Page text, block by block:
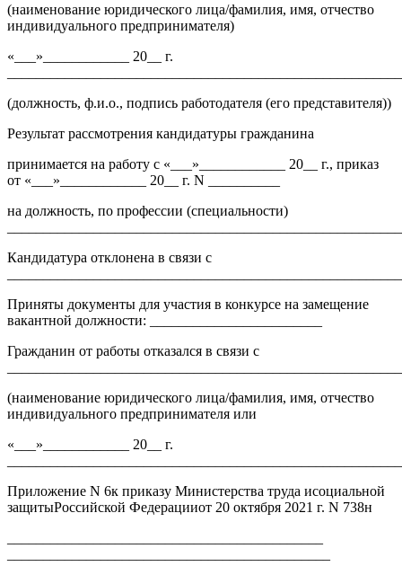
(наименование юридического лица/фамилия, имя, отчество
индивидуального предпринимателя)
«___»____________ 20__ г.
(должность, ф.и.о., подпись работодателя (его представителя))
Результат рассмотрения кандидатуры гражданина
принимается на работу с «___»____________ 20__ г., приказ
от «___»____________ 20__ г. N __________
на должность, по профессии (специальности)
Кандидатура отклонена в связи с
Приняты документы для участия в конкурсе на замещение
вакантной должности: ________________________
Гражданин от работы отказался в связи с
(наименование юридического лица/фамилия, имя, отчество
индивидуального предпринимателя или
«___»____________ 20__ г.
Приложение N 6к приказу Министерства труда исоциальной
защитыРоссийской Федерацииот 20 октября 2021 г. N 738н